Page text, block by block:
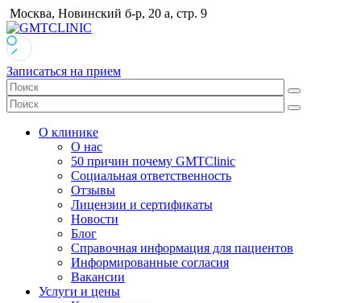
Москва, Новинский б-р, 20 а, стр. 9
Записаться на прием
О клинике
О нас
50 причин почему GMTClinic
Социальная ответственность
Отзывы
Лицензии и сертификаты
Новости
Блог
Справочная информация для пациентов
Информированные согласия
Вакансии
Услуги и цены